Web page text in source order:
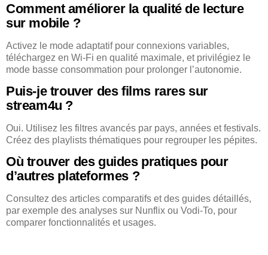
Comment améliorer la qualité de lecture
sur mobile ?
Activez le mode adaptatif pour connexions variables,
téléchargez en Wi‑Fi en qualité maximale, et privilégiez le
mode basse consommation pour prolonger l’autonomie.
Puis-je trouver des films rares sur
stream4u ?
Oui. Utilisez les filtres avancés par pays, années et festivals.
Créez des playlists thématiques pour regrouper les pépites.
Où trouver des guides pratiques pour
d’autres plateformes ?
Consultez des articles comparatifs et des guides détaillés,
par exemple des analyses sur Nunflix ou Vodi‑To, pour
comparer fonctionnalités et usages.